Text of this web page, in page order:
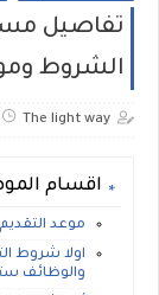
الشروط
The light way
اقسام
موعد التقديم
والوظائف